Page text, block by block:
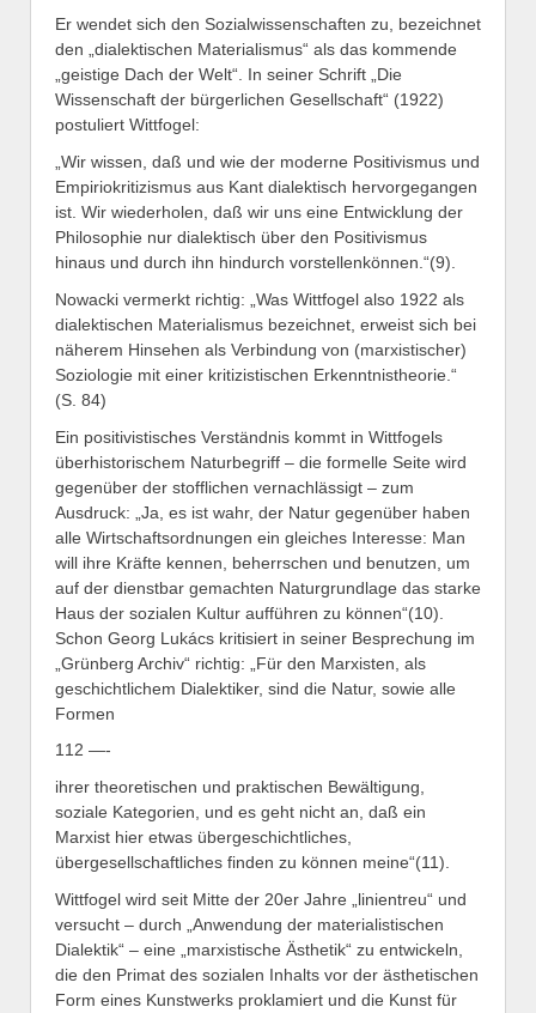
Er wendet sich den Sozialwissenschaften zu, bezeichnet
den „dialektischen Materialismus“ als das kommende
„geistige Dach der Welt“. In seiner Schrift „Die
Wissenschaft der bürgerlichen Gesellschaft“ (1922)
postuliert Wittfogel:
„Wir wissen, daß und wie der moderne Positivismus und
Empiriokritizismus aus Kant dialektisch hervorgegangen
ist. Wir wiederholen, daß wir uns eine Entwicklung der
Philosophie nur dialektisch über den Positivismus
hinaus und durch ihn hindurch vorstellenkönnen.“(9).
Nowacki vermerkt richtig: „Was Wittfogel also 1922 als
dialektischen Materialismus bezeichnet, erweist sich bei
näherem Hinsehen als Verbindung von (marxistischer)
Soziologie mit einer kritizistischen Erkenntnistheorie.“
(S. 84)
Ein positivistisches Verständnis kommt in Wittfogels
überhistorischem Naturbegriff – die formelle Seite wird
gegenüber der stofflichen vernachlässigt – zum
Ausdruck: „Ja, es ist wahr, der Natur gegenüber haben
alle Wirtschaftsordnungen ein gleiches Interesse: Man
will ihre Kräfte kennen, beherrschen und benutzen, um
auf der dienstbar gemachten Naturgrundlage das starke
Haus der sozialen Kultur aufführen zu können“(10).
Schon Georg Lukács kritisiert in seiner Besprechung im
„Grünberg Archiv“ richtig: „Für den Marxisten, als
geschichtlichem Dialektiker, sind die Natur, sowie alle
Formen
112 —-
ihrer theoretischen und praktischen Bewältigung,
soziale Kategorien, und es geht nicht an, daß ein
Marxist hier etwas übergeschichtliches,
übergesellschaftliches finden zu können meine“(11).
Wittfogel wird seit Mitte der 20er Jahre „linientreu“ und
versucht – durch „Anwendung der materialistischen
Dialektik“ – eine „marxistische Ästhetik“ zu entwickeln,
die den Primat des sozialen Inhalts vor der ästhetischen
Form eines Kunstwerks proklamiert und die Kunst für